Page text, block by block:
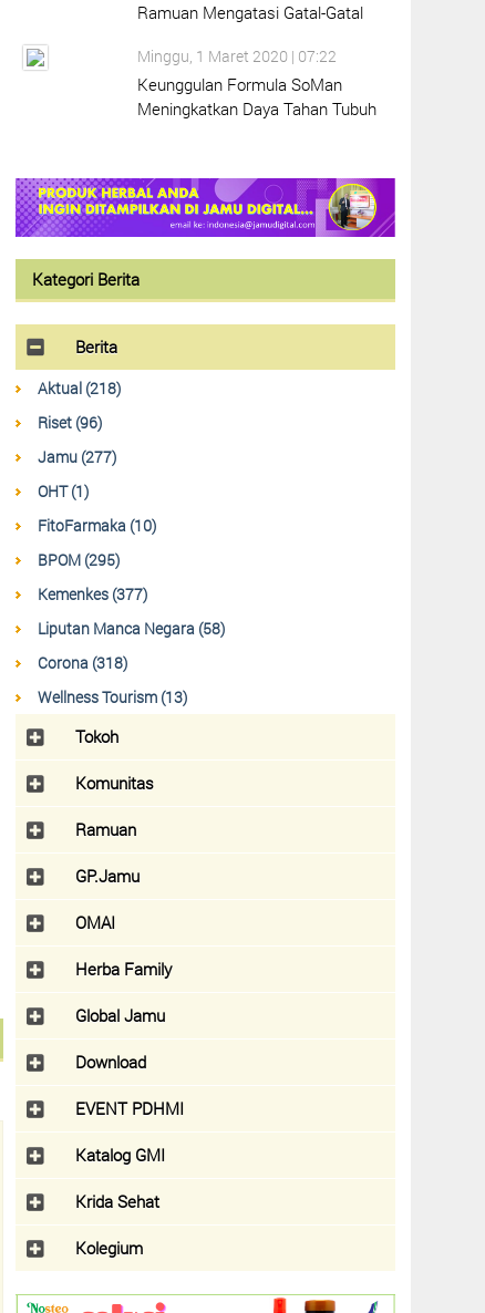
Ramuan Mengatasi Gatal-Gatal
Minggu, 1 Maret 2020 | 07:22
Keunggulan Formula SoMan
Meningkatkan Daya Tahan Tubuh
Kategori Berita
Berita
Aktual (218)
Riset (96)
Jamu (277)
OHT (1)
FitoFarmaka (10)
BPOM (295)
Kemenkes (377)
Liputan Manca Negara (58)
Corona (318)
Wellness Tourism (13)
Tokoh
Komunitas
Ramuan
GP.Jamu
OMAI
Herba Family
Global Jamu
Download
EVENT PDHMI
Katalog GMI
Krida Sehat
Kolegium